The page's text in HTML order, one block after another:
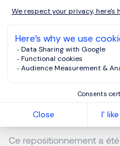
moyen terme.
Nous l’avons finalement
boutique, plus agile, avec
domaines d’expertise.
équipe, avec un
Ce repositionnement a